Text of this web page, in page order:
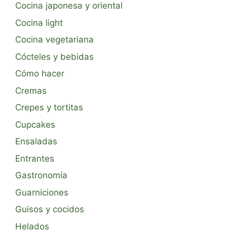
Cocina japonesa y oriental
Cocina light
Cocina vegetariana
Cócteles y bebidas
Cómo hacer
Cremas
Crepes y tortitas
Cupcakes
Ensaladas
Entrantes
Gastronomía
Guarniciones
Guisos y cocidos
Helados